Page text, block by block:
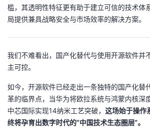
槛，其透明性特征更有助于建立可信的技术体
局提供兼具战略安全与市场效率的解决方案。
我们不难看出，国产化替代与使用开源软件并
主可控。
如今，开源软件已经走出一条独特的国产化替
革的临界点，当华为将欧拉系统与鸿蒙内核深
中芯国际实现14纳米工艺突破， 这场始于操作
终将孕育出数字时代的“中国技术生态圈层”。